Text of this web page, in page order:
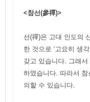
<참선(參禪)>
선(禪)은 고대 인도의
한 것으로 ‘고요히 생
갖고 있습니다. 그래
하였습니다. 따라서 참
의할 수 있습니다.